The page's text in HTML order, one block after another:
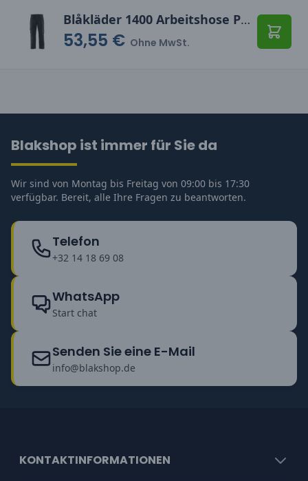
Blåkläder 1400 Arbeitshose Profil
53,55 € Ohne MwSt. In
Blakshop ist immer für Sie da
Wir sind von Montag bis Freitag von 09:00 bis 17:30
verfügbar. Bereit, alle Ihre Fragen zu beantworten.
Telefon
+32 14 18 69 08
WhatsApp
Start chat
Senden Sie eine E-Mail
info@blakshop.de
KONTAKTINFORMATIONEN